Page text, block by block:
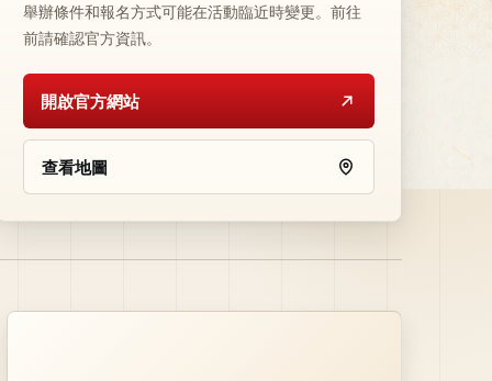
舉辦條件和報名方式可能在活動臨近時變更。前往
前請確認官方資訊。
開啟官方網站
查看地圖